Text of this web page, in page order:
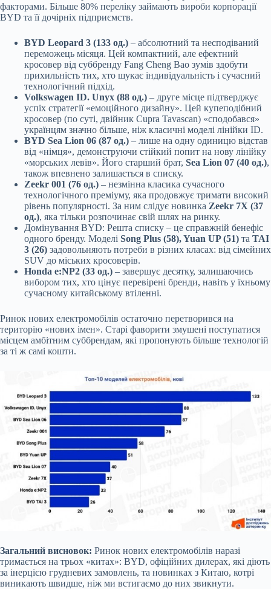
факторами. Більше 80% переліку займають вироби корпорації
BYD та її дочірніх підприємств.
BYD Leopard 3 (133 од.) – абсолютний та несподіваний
переможець місяця. Цей компактний, але ефектний
кросовер від суббренду Fang Cheng Bao зумів здобути
прихильність тих, хто шукає індивідуальність і сучасний
технологічний підхід.
Volkswagen ID. Unyx (88 од.) – друге місце підтверджує
успіх стратегії «емоційного дизайну». Цей купеподібний
кросовер (по суті, двійник Cupra Tavascan) «сподобався»
українцям значно більше, ніж класичні моделі лінійки ID.
BYD Sea Lion 06 (87 од.) – лише на одну одиницю відстав
від «німця», демонструючи стійкий попит на нову лінійку
«морських левів». Його старший брат, Sea Lion 07 (40 од.),
також впевнено залишається в списку.
Zeekr 001 (76 од.) – незмінна класика сучасного
технологічного преміуму, яка продовжує тримати високий
рівень популярності. За ним слідує новинка Zeekr 7X (37
од.), яка тільки розпочинає свій шлях на ринку.
Домінування BYD: Решта списку – це справжній бенефіс
одного бренду. Моделі Song Plus (58), Yuan UP (51) та TAI
3 (26) задовольняють потреби в різних класах: від сімейних
SUV до міських кросоверів.
Honda e:NP2 (33 од.) – завершує десятку, залишаючись
вибором тих, хто цінує перевірені бренди, навіть у їхньому
сучасному китайському втіленні.
Ринок нових електромобілів остаточно перетворився на
територію «нових імен». Старі фаворити змушені поступатися
місцем амбітним суббрендам, які пропонують більше технологій
за ті ж самі кошти.
Загальний висновок: Ринок нових електромобілів наразі
тримається на трьох «китах»: BYD, офіційних дилерах, які діють
за інерцією грудневих замовлень, та новинках з Китаю, котрі
виникають швидше, ніж ми встигаємо до них звикнути.